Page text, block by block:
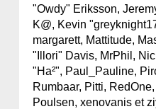
"Owdy" Eriksson,
K@, Kevin
margarett, Mattitude,
"Illori" Davis, MrPhil,
"Ha²", Paul_Pauline,
Rumbaar, Pitti,
Poulsen, xenovanis et